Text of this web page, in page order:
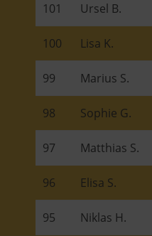
101 Ursel B.
100 Lisa K.
99 Marius S.
98 Sophie G.
97 Matthias S.
96 Elisa S.
95 Niklas H.